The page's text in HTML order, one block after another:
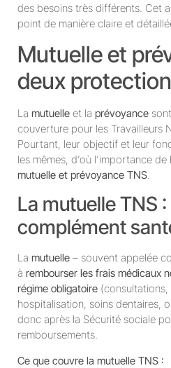
des besoins très différents. Cet
point de manière claire et
Mutuelle et
deux
La mutuelle et la prévoyance
couverture pour les Travailleurs
Pourtant, leur objectif et leur
les mêmes, d’où l’importance de
mutuelle et prévoyance TNS.
La mutuelle TNS :
complément
La mutuelle – souvent appelée
à rembourser les frais médicaux
régime obligatoire
hospitalisation, soins dentaires,
donc après la Sécurité sociale
remboursements.
Ce que couvre la mutuelle TNS :